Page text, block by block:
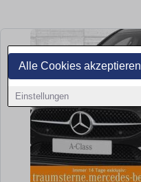
Alle Cookies akzeptieren
Einstellungen